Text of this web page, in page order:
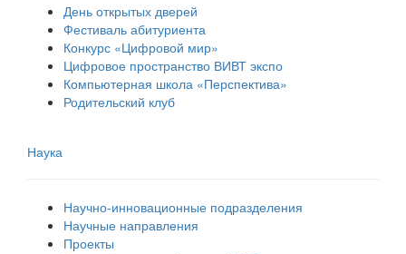
День открытых дверей
Фестиваль абитуриента
Конкурс «Цифровой мир»
Цифровое пространство ВИВТ экспо
Компьютерная школа «Перспектива»
Родительский клуб
Наука
Научно-инновационные подразделения
Научные направления
Проекты